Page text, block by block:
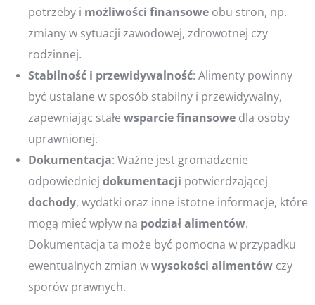
potrzeby i możliwości finansowe obu stron, np.
zmiany w sytuacji zawodowej, zdrowotnej czy
rodzinnej.
Stabilność i przewidywalność: Alimenty powinny
być ustalane w sposób stabilny i przewidywalny,
zapewniając stałe wsparciefinansowe dla osoby
uprawnionej.
Dokumentacja: Ważne jest gromadzenie
odpowiedniej dokumentacji potwierdzającej
dochody, wydatki oraz inne istotne informacje, które
mogą mieć wpływ na podziałalimentów.
Dokumentacja ta może być pomocna w przypadku
ewentualnych zmian wwysokości alimentów czy
sporów prawnych.